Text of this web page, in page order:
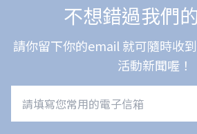
不想錯過我們
請你留下你的email 就可隨時收
活動新聞喔！